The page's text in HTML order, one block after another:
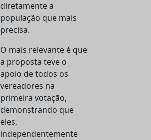
diretamente a
população que mais
precisa.
O mais relevante é que
a proposta teve o
apoio de todos os
vereadores na
primeira votação,
demonstrando que
eles,
independentemente